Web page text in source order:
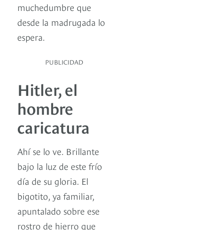
muchedumbre que
desde la madrugada lo
espera.
PUBLICIDAD
Hitler, el
hombre
caricatura
Ahí se lo ve. Brillante
bajo la luz de este frío
día de su gloria. El
bigotito, ya familiar,
apuntalado sobre ese
rostro de hierro que